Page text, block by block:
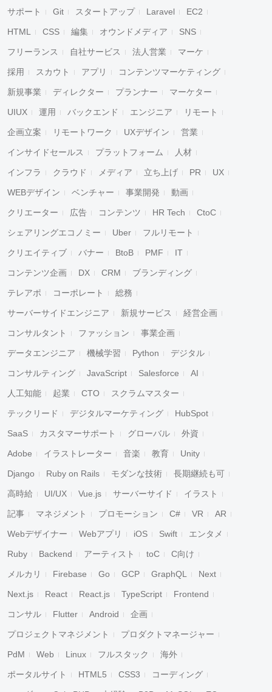
サポート Git スタートアップ Laravel EC2
HTML CSS 編集 オウンドメディア SNS
フリーランス 自社サービス 法人営業 マーケ
採用 スカウト アプリ コンテンツマーケティング
新規事業 ディレクター プランナー マーケター
UIUX 運用 バックエンド エンジニア リモート
企画立案 リモートワーク UXデザイン 営業
インサイドセールス プラットフォーム 人材
インフラ クラウド メディア 立ち上げ PR UX
WEBデザイン ベンチャー 事業開発 動画
クリエーター 広告 コンテンツ HR Tech CtoC
シェアリングエコノミー Uber フルリモート
クリエイティブ バナー BtoB PMF IT
コンテンツ企画 DX CRM ブランディング
テレアポ コーポレート 総務
サーバーサイドエンジニア 新規サービス 経営企画
コンサルタント ファッション 事業企画
データエンジニア 機械学習 Python デジタル
コンサルティング JavaScript Salesforce AI
人工知能 起業 CTO スクラムマスター
テックリード デジタルマーケティング HubSpot
SaaS カスタマーサポート グローバル 外資
Adobe イラストレーター 音楽 教育 Unity
Django Ruby on Rails モダンな技術 長期継続も可
高時給 UI/UX Vue.js サーバーサイド イラスト
記事 マネジメント プロモーション C# VR AR
Webデザイナー Webアプリ iOS Swift エンタメ
Ruby Backend アーティスト toC C向け
メルカリ Firebase Go GCP GraphQL Next
Next.js React React.js TypeScript Frontend
コンサル Flutter Android 企画
プロジェクトマネジメント プロダクトマネージャー
PdM Web Linux フルスタック 海外
ポータルサイト HTML5 CSS3 コーディング